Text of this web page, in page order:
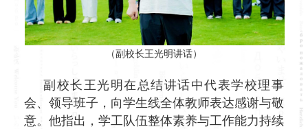
（副校长王光明讲话）
副校长王光明在总结讲话中代表学校理事
会、领导班子，向学生线全体教师表达感谢与敬
意。他指出，学工队伍整体素养与工作能力持续